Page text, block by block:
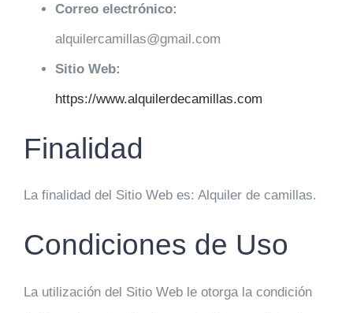
Correo electrónico:
alquilercamillas@gmail.com
Sitio Web:
https://www.alquilerdecamillas.com
Finalidad
La finalidad del Sitio Web es: Alquiler de camillas.
Condiciones de Uso
La utilización del Sitio Web le otorga la condición